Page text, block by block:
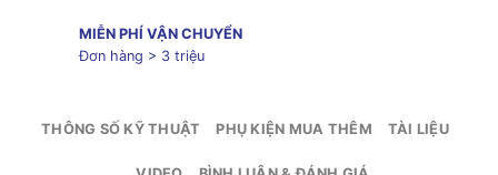
MIỄN PHÍ VẬN CHUYỂN
Đơn hàng > 3 triệu
THÔNG SỐ KỸ THUẬT PHỤ KIỆN MUA THÊM TÀI LIỆU